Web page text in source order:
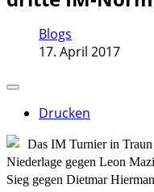
Blogs
17. April 2017
Drucken
Das IM Turnier in
Niederlage gegen Leon
Sieg gegen Dietmar